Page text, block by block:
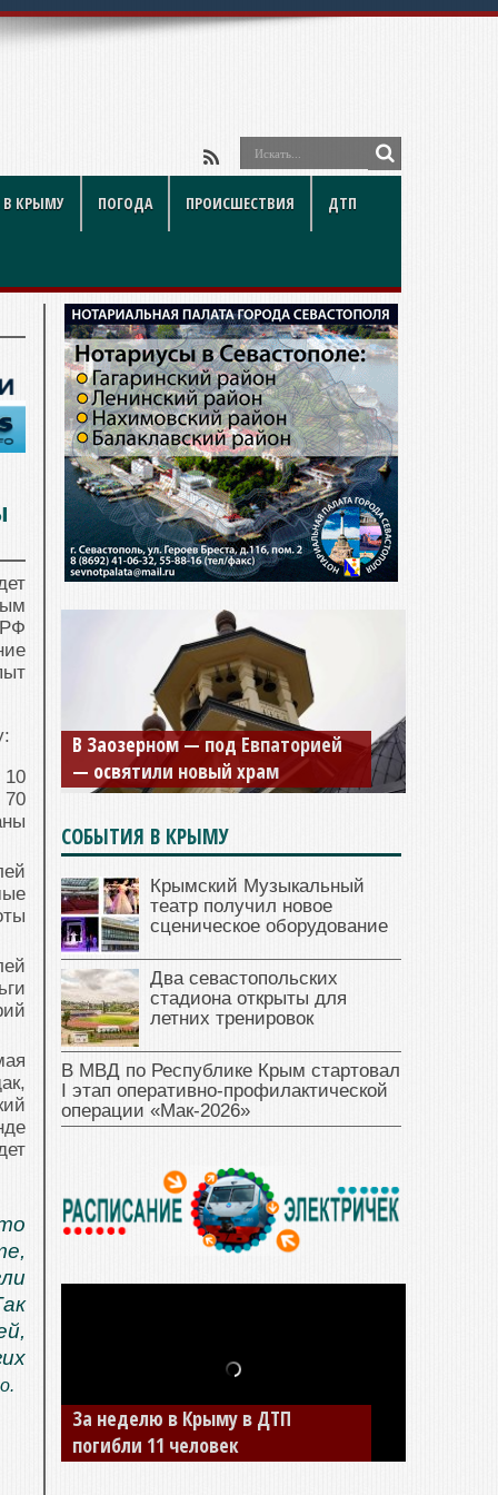
КРЫМУ ПОГОДА ПРОИСШЕСТВИЯ ДТП
10
70
В Заозерном — под Евпаторией
— освятили новый храм
СОБЫТИЯ В КРЫМУ
Крымский Музыкальный
театр получил новое
сценическое оборудование
Два севастопольских
стадиона открыты для
летних тренировок
В МВД по Республике Крым стартовал
I этап оперативно‑профилактической
операции «Мак‑2026»
За неделю в Крыму в ДТП
погибли 11 человек